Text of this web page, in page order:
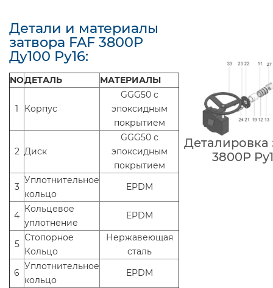
Детали и материалы
затвора FAF 3800P
Ду100 Ру16:
NOДЕТАЛЬ МАТЕРИАЛЫ
1 Корпус
GGG50 c
эпоксидным
покрытием
2 Диск
GGG50 c
эпоксидным
покрытием
3
Уплотнительное
кольцо
EPDM
4
Кольцевое
уплотнение
EPDM
5
Стопорное
Кольцо
Нержавеющая
сталь
6
Уплотнительное
кольцо
EPDM
Деталировка
3800P